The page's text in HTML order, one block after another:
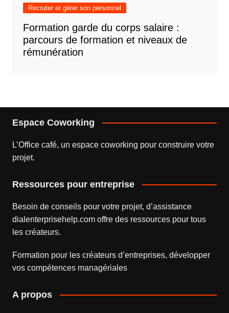
Recruter et gérer son personnel
Formation garde du corps salaire :
parcours de formation et niveaux de
rémunération
Espace Coworking
L’Office café, un espace coworking pour construire votre
projet.
Ressources pour entreprise
Besoin de conseils pour votre projet, d’assistance
dialenterprisehelp.comoffre des ressources pour tous
les créateurs.
Formation pour les créateurs d’entreprises, développer
vos compétences managériales
A propos